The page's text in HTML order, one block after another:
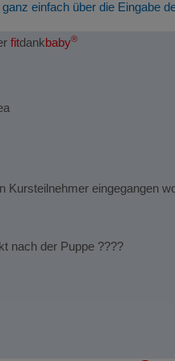
einfach über die Eingabe
fitdankbaby®
Kursteilnehmer eingegangen
nach der Puppe ????